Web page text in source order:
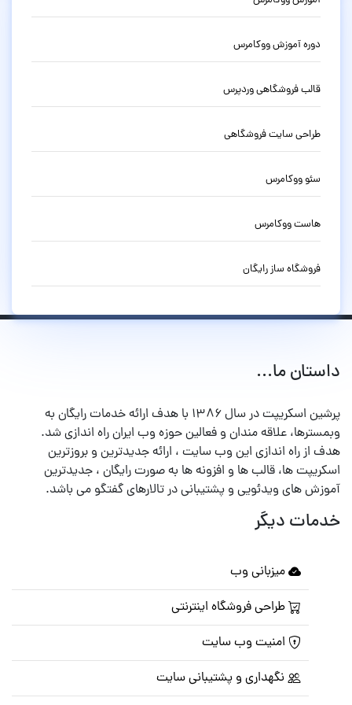
دوره آموزش ووکامرس
قالب فروشگاهی وردپرس
طراحی سایت فروشگاهی
سئو ووکامرس
هاست ووکامرس
فروشگاه ساز رایگان
داستان ما...
پرشین اسکریپت در سال ۱۳۸۶ با هدف ارائه خدمات رایگان به
وبمسترها، علاقه مندان و فعالین حوزه وب ایران راه اندازی شد.
هدف از راه اندازی این وب سایت ، ارائه جدیدترین و بروزترین
اسکریپت ها، قالب ها و افزونه ها به صورت رایگان ، جدیدترین
آموزش های ویدئویی و پشتیبانی در تالارهای گفتگو می باشد.
خدمات دیگر
میزبانی وب
طراحی فروشگاه اینترنتی
امنیت وب سایت
نگهداری و پشتیبانی سایت